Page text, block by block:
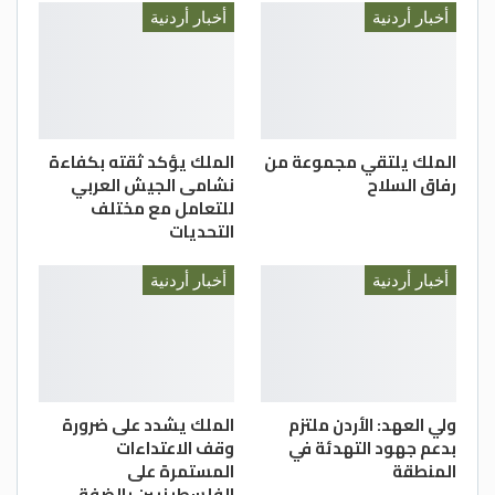
أخبار أردنية
الملك يلتقي مجموعة من
رفاق السلاح
أخبار أردنية
الملك يؤكد ثقته بكفاءة
نشامى الجيش العربي
للتعامل مع مختلف
التحديات
أخبار أردنية
ولي العهد: الأردن ملتزم
بدعم جهود التهدئة في
المنطقة
أخبار أردنية
الملك يشدد على ضرورة
وقف الاعتداءات
المستمرة على